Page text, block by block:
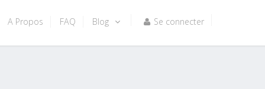
A Propos FAQ Blog Se connecter